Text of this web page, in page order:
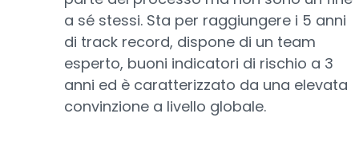
a sé stessi. Sta per raggiungere i 5 anni
di track record, dispone di un team
esperto, buoni indicatori di rischio a 3
anni ed è caratterizzato da una elevata
convinzione a livello globale.